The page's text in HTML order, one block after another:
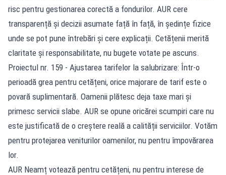
risc pentru gestionarea corectă a fondurilor. AUR cere
transparență și decizii asumate față în față, în ședințe fizice
unde se pot pune întrebări și cere explicații. Cetățenii merită
claritate și responsabilitate, nu bugete votate pe ascuns.
Proiectul nr. 159 - Ajustarea tarifelor la salubrizare: Într-o
perioadă grea pentru cetățeni, orice majorare de tarif este o
povară suplimentară. Oamenii plătesc deja taxe mari și
primesc servicii slabe. AUR se opune oricărei scumpiri care nu
este justificată de o creștere reală a calității serviciilor. Votăm
pentru protejarea veniturilor oamenilor, nu pentru împovărarea
lor.
AUR Neamț votează pentru cetățeni, nu pentru interese de